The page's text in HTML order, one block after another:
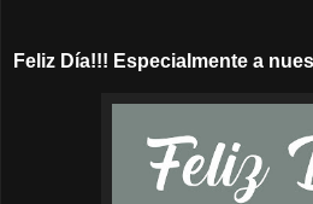
Feliz Día!!! Especialmente a